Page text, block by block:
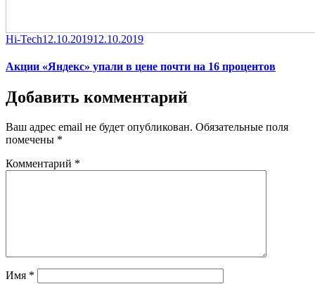
Category
Hi-TechPosted
12.10.201912.10.2019
Акции «Яндекс» упали в цене почти на 16 процентов
Добавить комментарий
Ваш адрес email не будет опубликован. Обязательные поля
помечены *
Комментарий *
Имя *